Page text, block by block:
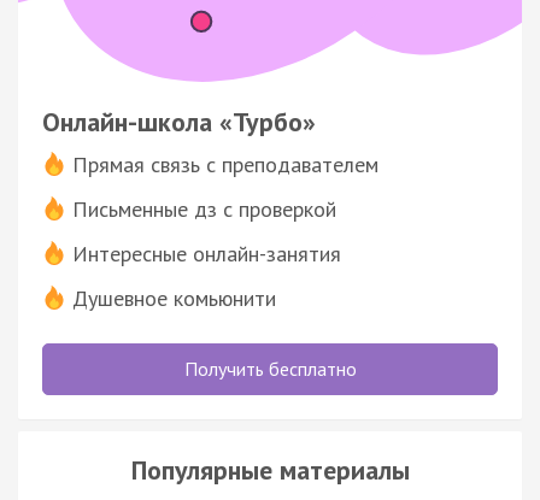
Онлайн-школа «Турбо»
Прямая связь с преподавателем
Письменные дз с проверкой
Интересные онлайн-занятия
Душевное комьюнити
Получить бесплатно
Популярные материалы